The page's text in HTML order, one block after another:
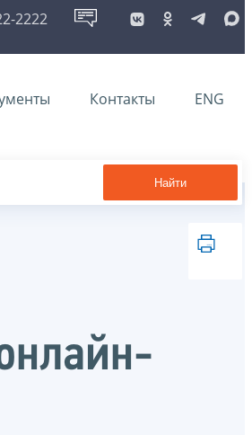
2222
Контакты ENG
Найти